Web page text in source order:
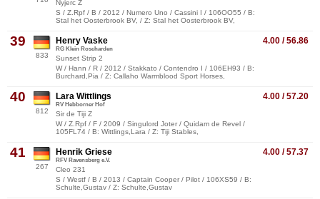
Nyjerc Z
S / Z.Rpf / B / 2012 / Numero Uno / Cassini I / 106OO55 / B:
Stal het Oosterbrook BV, / Z: Stal het Oosterbrook BV,
39
833
4.00 / 56.86
Henry Vaske
RG Klein Roscharden
Sunset Strip 2
W / Hann / R / 2012 / Stakkato / Contendro I / 106EH93 / B:
Burchard,Pia / Z: Callaho Warmblood Sport Horses,
40
812
4.00 / 57.20
Lara Wittlings
RV Hebborner Hof
Sir de Tiji Z
W / Z.Rpf / F / 2009 / Singulord Joter / Quidam de Revel /
105FL74 / B: Wittlings,Lara / Z: Tiji Stables,
41
267
4.00 / 57.37
Henrik Griese
RFV Ravensberg e.V.
Cleo 231
S / Westf / B / 2013 / Captain Cooper / Pilot / 106XS59 / B:
Schulte,Gustav / Z: Schulte,Gustav